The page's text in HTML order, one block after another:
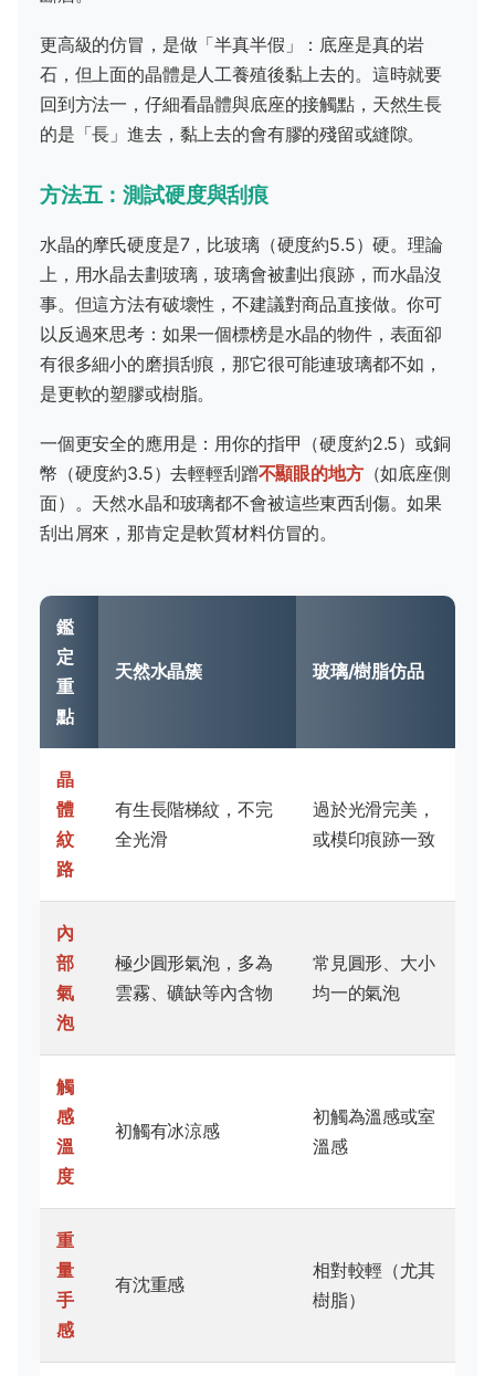
更高級的仿冒，是做「半真半假」：底座是真的岩
石，但上面的晶體是人工養殖後黏上去的。這時就要
回到方法一，仔細看晶體與底座的接觸點，天然生長
的是「長」進去，黏上去的會有膠的殘留或縫隙。
方法五：測試硬度與刮痕
水晶的摩氏硬度是7，比玻璃（硬度約5.5）硬。理論
上，用水晶去劃玻璃，玻璃會被劃出痕跡，而水晶沒
事。但這方法有破壞性，不建議對商品直接做。你可
以反過來思考：如果一個標榜是水晶的物件，表面卻
有很多細小的磨損刮痕，那它很可能連玻璃都不如，
是更軟的塑膠或樹脂。
一個更安全的應用是：用你的指甲（硬度約2.5）或銅
幣（硬度約3.5）去輕輕刮蹭不顯眼的地方（如底座側
面）。天然水晶和玻璃都不會被這些東西刮傷。如果
刮出屑來，那肯定是軟質材料仿冒的。
鑑
定
重
點
天然水晶簇 玻璃/樹脂仿品
晶
體
紋
路
有生長階梯紋，不完
全光滑
過於光滑完美，
或模印痕跡一致
內
部
氣
泡
極少圓形氣泡，多為
雲霧、礦缺等內含物
常見圓形、大小
均一的氣泡
觸
感
溫
度
初觸有冰涼感
初觸為溫感或室
溫感
重
量
手
感
有沈重感
相對較輕（尤其
樹脂）